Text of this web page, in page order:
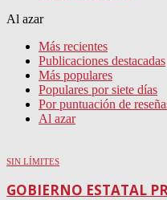
Al azar
Más recientes
Publicaciones destacadas
Más populares
Populares por siete días
Por puntuación de
Al azar
SIN LÍMITES
GOBIERNO ESTATAL